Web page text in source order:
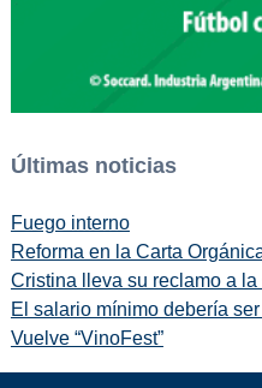
Últimas noticias
Fuego interno
Reforma en la Carta
Cristina lleva su reclamo a la
El salario mínimo debería
Vuelve “VinoFest”